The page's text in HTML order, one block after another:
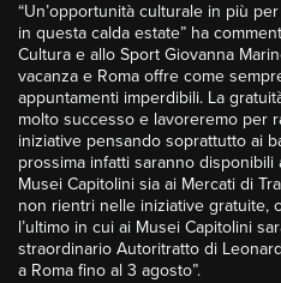
“Un’opportunità culturale in più
in questa calda estate” ha
Cultura e allo Sport Giovanna
vacanza e Roma offre come
appuntamenti imperdibili. La
molto successo e lavoreremo per
iniziative pensando soprattutto ai
prossima infatti saranno
Musei Capitolini sia ai Mercati di
non rientri nelle iniziative gratuite,
l’ultimo in cui ai Musei Capitolini
straordinario Autoritratto di
a Roma fino al 3 agosto”.